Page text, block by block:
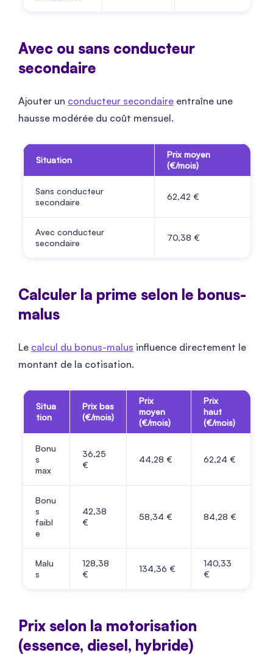
Avec ou sans conducteur
secondaire
Ajouter un conducteur secondaire entraîne une
hausse modérée du coût mensuel.
Situation
Prix moyen
(€/mois)
Sans conducteur
secondaire
62,42 €
Avec conducteur
secondaire
70,38 €
Calculer la prime selon le bonus-
malus
Le calcul du bonus-malus influence directement le
montant de la cotisation.
Situa
tion
Prix bas
(€/mois)
Prix
moyen
(€/mois)
Prix
haut
(€/mois)
Bonu
s
max
36,25
€
44,28 € 62,24 €
Bonu
s
faibl
e
42,38
€
58,34 € 84,28 €
Malu
s
128,38
€
134,36 €
140,33
€
Prix selon la motorisation
(essence, diesel, hybride)